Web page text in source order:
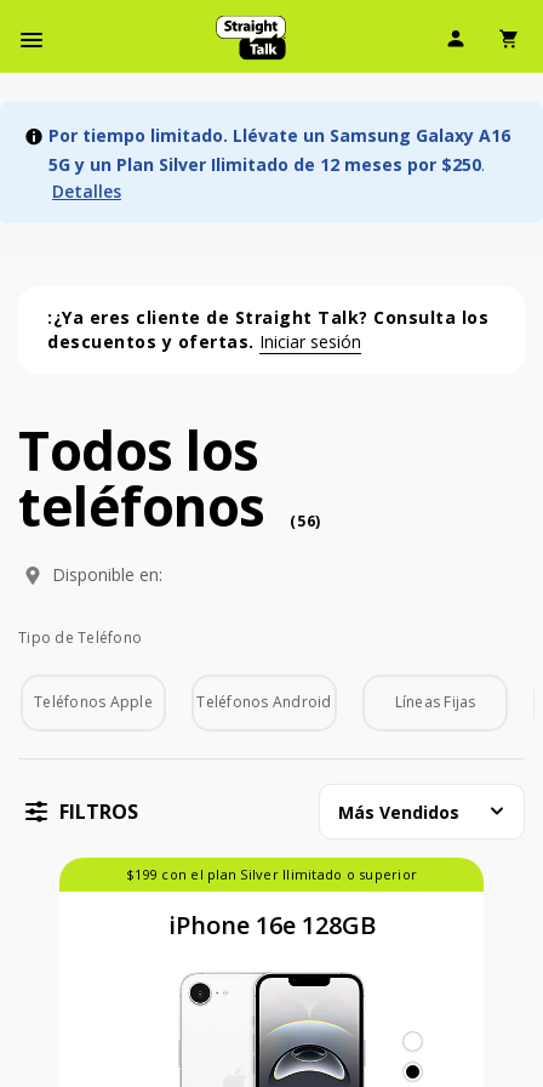
Menú de barra de navegación
Ícono
Por tiempo limitado. Llévate un Samsung Galaxy A16
5G y un Plan Silver Ilimitado de 12 meses por $250.
Detalles
:¿Ya eres cliente de Straight Talk? Consulta los
descuentos y ofertas. Iniciar sesión
Todos los teléfonos (56 phone )
Todos los
teléfonos (56)
Disponible en:
Tipo de Teléfono
Teléfonos Apple Teléfonos Android Líneas Fijas
FILTROS Más Vendidos
$199 con el plan Silver Ilimitado o superior
iPhone 16e 128GB